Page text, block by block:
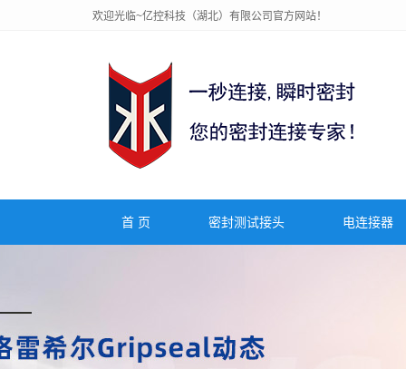
欢迎光临~亿控科技（湖北）有限公司官方网站！
首 页 密封测试接头 电连接器